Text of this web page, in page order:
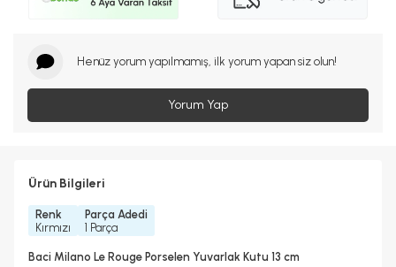
Henüz yorum yapılmamış, ilk yorum yapan siz olun!
Yorum Yap
Ürün Bilgileri
Renk
Kırmızı
Parça Adedi
1 Parça
Baci Milano Le Rouge Porselen Yuvarlak Kutu 13 cm